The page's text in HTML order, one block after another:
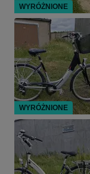
WYRÓŻNIONE
WYRÓŻNIONE